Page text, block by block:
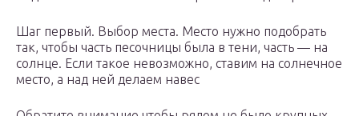
Шаг первый. Выбор места. Место нужно подобрать
так, чтобы часть песочницы была в тени, часть — на
солнце. Если такое невозможно, ставим на солнечное
место, а над ней делаем навес